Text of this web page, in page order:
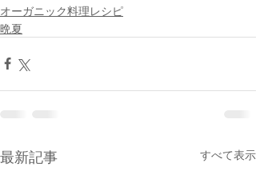
オーガニック料理レシピ
晩夏
最新記事 すべて表示